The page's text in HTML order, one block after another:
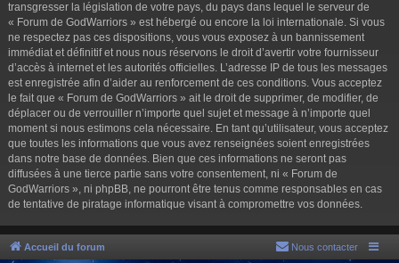
transgresser la législation de votre pays, du pays dans lequel le serveur de
« Forum de GodWarriors » est hébergé ou encore la loi internationale. Si vous
ne respectez pas ces dispositions, vous vous exposez à un bannissement
immédiat et définitif et nous nous réservons le droit d’avertir votre fournisseur
d’accès à internet et les autorités officielles. L’adresse IP de tous les messages
est enregistrée afin d’aider au renforcement de ces conditions. Vous acceptez
le fait que « Forum de GodWarriors » ait le droit de supprimer, de modifier, de
déplacer ou de verrouiller n’importe quel sujet et message à n’importe quel
moment si nous estimons cela nécessaire. En tant qu’utilisateur, vous acceptez
que toutes les informations que vous avez renseignées soient enregistrées
dans notre base de données. Bien que ces informations ne seront pas
diffusées à une tierce partie sans votre consentement, ni « Forum de
GodWarriors », ni phpBB, ne pourront être tenus comme responsables en cas
de tentative de piratage informatique visant à compromettre vos données.
Accueil du forum Nous contacter